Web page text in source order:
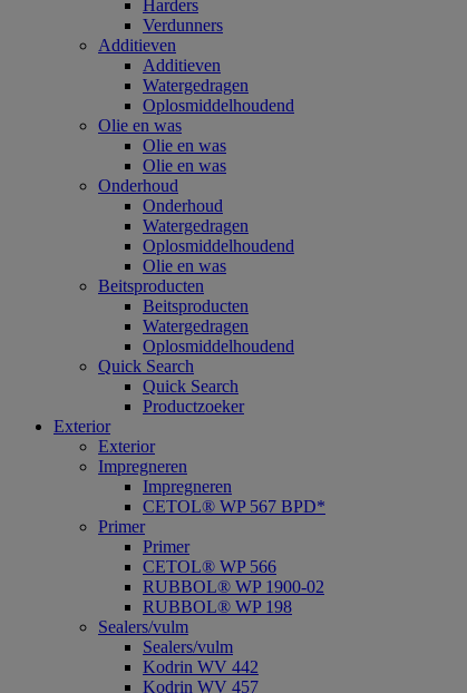
Harders
Verdunners
Additieven
Additieven
Watergedragen
Oplosmiddelhoudend
Olie en was
Olie en was
Olie en was
Onderhoud
Onderhoud
Watergedragen
Oplosmiddelhoudend
Olie en was
Beitsproducten
Beitsproducten
Watergedragen
Oplosmiddelhoudend
Quick Search
Quick Search
Productzoeker
Exterior
Exterior
Impregneren
Impregneren
CETOL® WP 567 BPD*
Primer
Primer
CETOL® WP 566
RUBBOL® WP 1900-02
RUBBOL® WP 198
Sealers/vulm
Sealers/vulm
Kodrin WV 442
Kodrin WV 457